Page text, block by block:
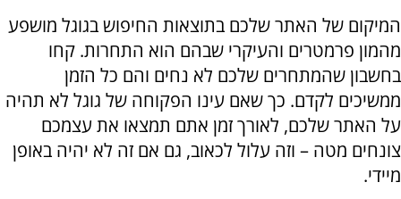
המיקום של האתר שלכם בתוצאות החיפוש בגוגל מושפע
מהמון פרמטרים והעיקרי שבהם הוא התחרות. קחו
בחשבון שהמתחרים שלכם לא נחים והם כל הזמן
ממשיכים לקדם. כך שאם עינו הפקוחה של גוגל לא תהיה
על האתר שלכם, לאורך זמן אתם תמצאו את עצמכם
צונחים מטה – וזה עלול לכאוב, גם אם זה לא יהיה באופן
מיידי.